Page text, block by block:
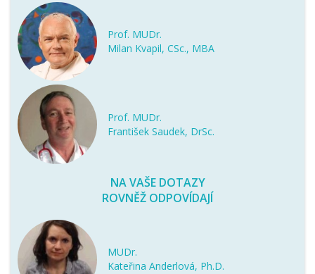
Prof. MUDr.
Milan Kvapil, CSc., MBA
Prof. MUDr.
František Saudek, DrSc.
NA VAŠE DOTAZY
ROVNĚŽ ODPOVÍDAJÍ
MUDr.
Kateřina Anderlová, Ph.D.